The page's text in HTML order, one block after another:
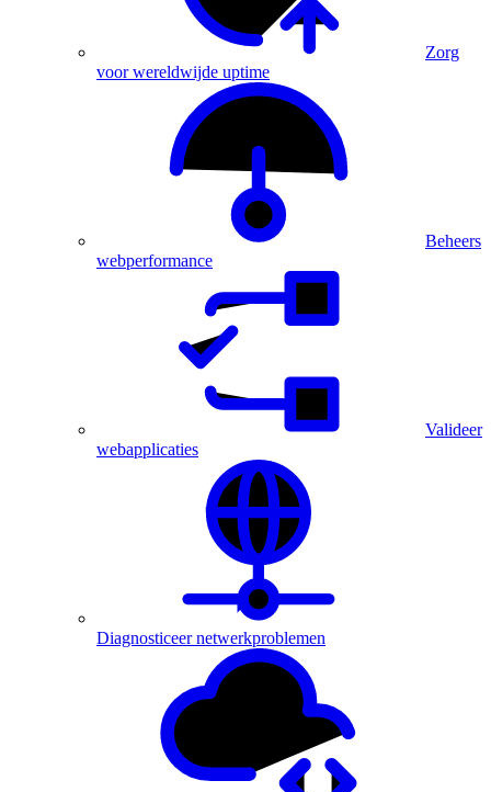
Zorg
voor wereldwijde uptime
Beheers
webperformance
Valideer
webapplicaties
Diagnosticeer netwerkproblemen